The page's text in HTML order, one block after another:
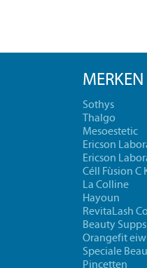
MERKEN
Sothys
Thalgo
Mesoestetic
Ericson
Ericson
Céll Fùsion C
La Colline
Hayoun
RevitaLash
Beauty
Orangefit
Speciale
Pincetten